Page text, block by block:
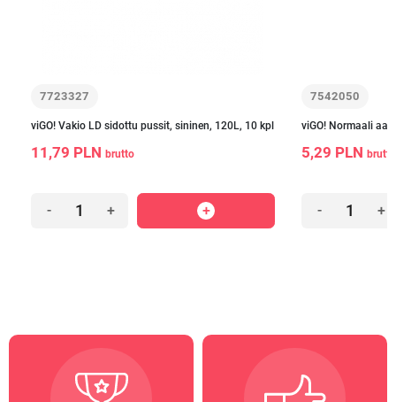
7723327
viGO! Vakio LD sidottu pussit, sininen, 120L, 10 kpl
11,79 PLN brutto
- +
7542050
viGO! Normaali
5,29 PLN brutto
- +